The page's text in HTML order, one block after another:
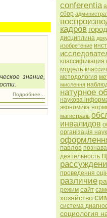
знание,
Подробнее...
conferentia
сбор
кадров
дисциплина
изобретение
классификация
модель
методология
мислення
натурное
наукова
экономика
магистраль
инвалидов
організація
павлов
деятельность
проведення
различие
режим сайт
хозяйство
система
социология